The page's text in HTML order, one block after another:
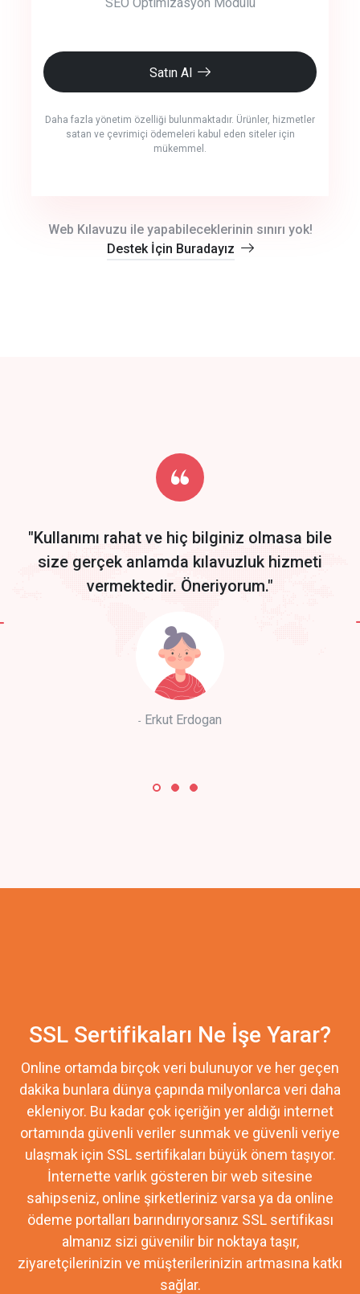
Satın Al
Daha fazla yönetim özelliği bulunmaktadır. Ürünler, hizmetler
satan ve çevrimiçi ödemeleri kabul eden siteler için
mükemmel.
Start by trying our service for 30 days free trial no credit card
required.
Web Kılavuzu ile yapabileceklerinin sınırı yok!
Destek İçin Buradayız
"Kullanımı rahat ve hiç bilginiz olmasa bile
size gerçek anlamda kılavuzluk hizmeti
vermektedir. Öneriyorum."
Erkut Erdogan
SSL Sertifikaları Ne İşe Yarar?
Online ortamda birçok veri bulunuyor ve her geçen
dakika bunlara dünya çapında milyonlarca veri daha
ekleniyor. Bu kadar çok içeriğin yer aldığı internet
ortamında güvenli veriler sunmak ve güvenli veriye
ulaşmak için SSL sertifikaları büyük önem taşıyor.
İnternette varlık gösteren bir web sitesine
sahipseniz, online şirketleriniz varsa ya da online
ödeme portalları barındırıyorsanız SSL sertifikası
almanız sizi güvenilir bir noktaya taşır,
ziyaretçilerinizin ve müşterilerinizin artmasına katkı
sağlar.